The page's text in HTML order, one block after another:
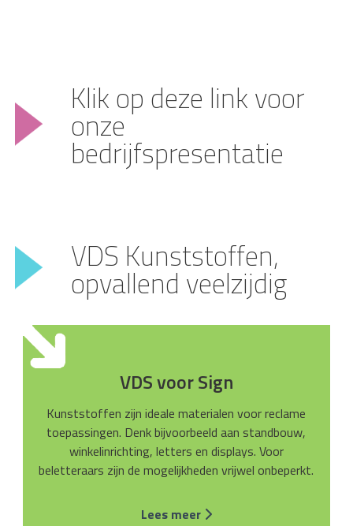
Klik op deze link voor
onze
bedrijfspresentatie
VDS Kunststoffen,
opvallend veelzijdig
VDS voor Sign
Kunststoffen zijn ideale materialen voor reclame
toepassingen. Denk bijvoorbeeld aan standbouw,
winkelinrichting, letters en displays. Voor
beletteraars zijn de mogelijkheden vrijwel onbeperkt.
Lees meer